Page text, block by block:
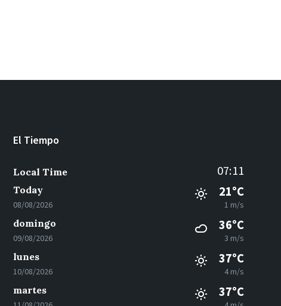
El Tiempo
Local Time 07:11
Today
08/08/2026
21°C
1 m/s
domingo
09/08/2026
36°C
3 m/s
lunes
10/08/2026
37°C
4 m/s
martes 37°C